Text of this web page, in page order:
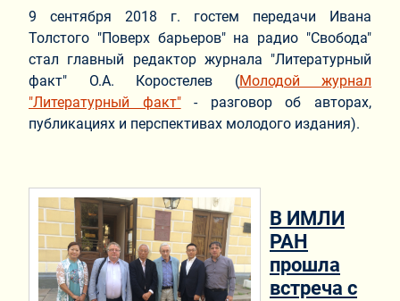
9 сентября 2018 г. гостем передачи Ивана
Толстого "Поверх барьеров" на радио "Свобода"
стал главный редактор журнала "Литературный
факт" О.А. Коростелев (Молодой журнал
"Литературный факт"- разговор об авторах,
публикациях и перспективах молодого издания).
В ИМЛИ
РАН
прошла
встреча с